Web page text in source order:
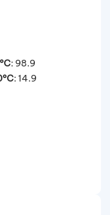
: 98.9
: 14.9